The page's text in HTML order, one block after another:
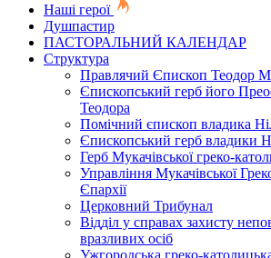
Наші герої
Душпастир
ПАСТОРАЛЬНИЙ КАЛЕНДАР
Структура
Правлячий Єпископ Теодор
Єпископський герб його
Теодора
Помічний єпископ владика
Єпископський герб владики
Герб Мукачівської греко-
Управління Мукачівської
Єпархії
Церковний Трибунал
Відділ у справах захисту
вразливих осіб
Ужгородська греко-